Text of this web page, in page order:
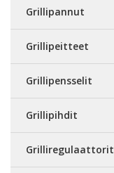
Grillipannut
Grillipeitteet
Grillipensselit
Grillipihdit
Grilliregulaattorit